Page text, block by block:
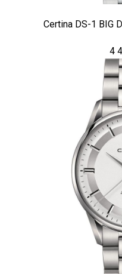
Certina DS-1 BIG
4